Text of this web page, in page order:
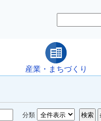
産業・まちづくり
分類